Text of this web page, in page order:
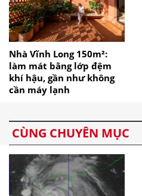
Nhà Vĩnh Long 150m²:
làm mát bằng lớp đệm
khí hậu, gần như không
cần máy lạnh
CÙNG CHUYÊN MỤC